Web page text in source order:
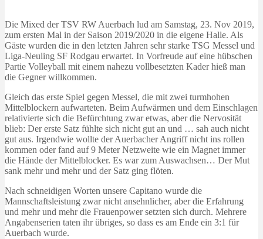
Die Mixed der TSV RW Auerbach lud am Samstag, 23. Nov 2019,
zum ersten Mal in der Saison 2019/2020 in die eigene Halle. Als
Gäste wurden die in den letzten Jahren sehr starke TSG Messel und
Liga-Neuling SF Rodgau erwartet. In Vorfreude auf eine hübschen
Partie Volleyball mit einem nahezu vollbesetzten Kader hieß man
die Gegner willkommen.
Gleich das erste Spiel gegen Messel, die mit zwei turmhohen
Mittelblockern aufwarteten. Beim Aufwärmen und dem Einschlagen
relativierte sich die Befürchtung zwar etwas, aber die Nervosität
blieb: Der erste Satz fühlte sich nicht gut an und … sah auch nicht
gut aus. Irgendwie wollte der Auerbacher Angriff nicht ins rollen
kommen oder fand auf 9 Meter Netzweite wie ein Magnet immer
die Hände der Mittelblocker. Es war zum Auswachsen… Der Mut
sank mehr und mehr und der Satz ging flöten.
Nach schneidigen Worten unsere Capitano wurde die
Mannschaftsleistung zwar nicht ansehnlicher, aber die Erfahrung
und mehr und mehr die Frauenpower setzten sich durch. Mehrere
Angabenserien taten ihr übriges, so dass es am Ende ein 3:1 für
Auerbach wurde.